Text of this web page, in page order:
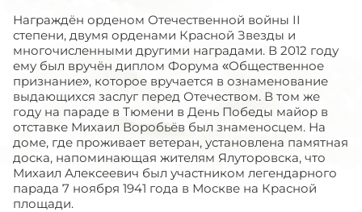
Награждён орденом Отечественной войны II
степени, двумя орденами Красной Звезды и
многочисленными другими наградами. В 2012 году
ему был вручён диплом Форума «Общественное
признание», которое вручается в ознаменование
выдающихся заслуг перед Отечеством. В том же
году на параде в Тюмени в День Победы майор в
отставке Михаил Воробьёв был знаменосцем. На
доме, где проживает ветеран, установлена памятная
доска, напоминающая жителям Ялуторовска, что
Михаил Алексеевич был участником легендарного
парада 7 ноября 1941 года в Москве на Красной
площади.